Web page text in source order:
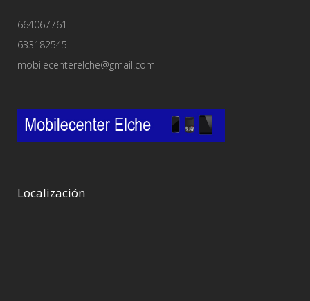
664067761
633182545
mobilecenterelche@gmail.com
Localización